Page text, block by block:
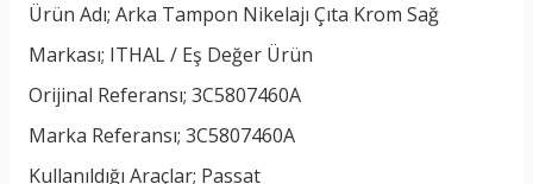
Ürün Adı; Arka Tampon Nikelajı Çıta Krom Sağ
Markası; ITHAL / Eş Değer Ürün
Orijinal Referansı; 3C5807460A
Marka Referansı; 3C5807460A
Kullanıldığı Araçlar; Passat